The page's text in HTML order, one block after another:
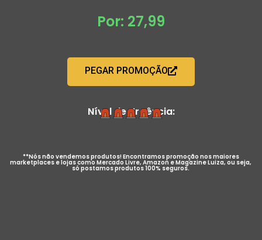
Por: 27,99
PEGAR PROMOÇÃO
Nível de Urgência:
**Nós não vendemos produtos! Encontramos promoção nos maiores
marketplaces e lojas como Mercado Livre, Amazon e Magazine Luiza, ou seja,
só postamos produtos 100% seguros.